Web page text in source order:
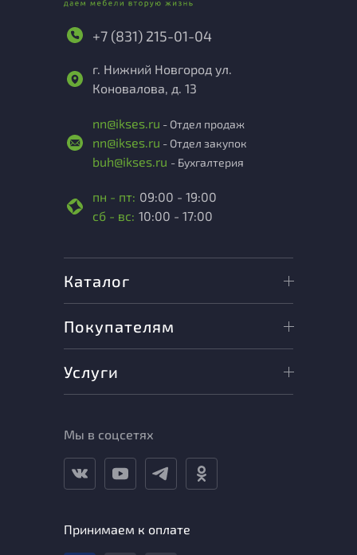
+7 (831) 215-01-04
г. Нижний Новгород ул.
Коновалова, д. 13
nn@ikses.ru - Отдел продаж
nn@ikses.ru - Отдел закупок
buh@ikses.ru - Бухгалтерия
пн - пт: 09:00 - 19:00
сб - вс: 10:00 - 17:00
Каталог
Покупателям
Услуги
Мы в соцсетях
Принимаем к оплате